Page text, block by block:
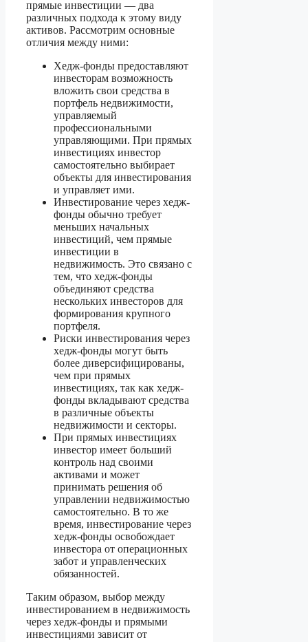
прямые инвестиции — два
различных подхода к этому виду
активов. Рассмотрим основные
отличия между ними:
Хедж-фонды предоставляют
инвесторам возможность
вложить свои средства в
портфель недвижимости,
управляемый
профессиональными
управляющими. При прямых
инвестициях инвестор
самостоятельно выбирает
объекты для инвестирования
и управляет ими.
Инвестирование через хедж-
фонды обычно требует
меньших начальных
инвестиций, чем прямые
инвестиции в
недвижимость. Это связано с
тем, что хедж-фонды
объединяют средства
нескольких инвесторов для
формирования крупного
портфеля.
Риски инвестирования через
хедж-фонды могут быть
более диверсифицированы,
чем при прямых
инвестициях, так как хедж-
фонды вкладывают средства
в различные объекты
недвижимости и секторы.
При прямых инвестициях
инвестор имеет больший
контроль над своими
активами и может
принимать решения об
управлении недвижимостью
самостоятельно. В то же
время, инвестирование через
хедж-фонды освобождает
инвестора от операционных
забот и управленческих
обязанностей.
Таким образом, выбор между
инвестированием в недвижимость
через хедж-фонды и прямыми
инвестициями зависит от